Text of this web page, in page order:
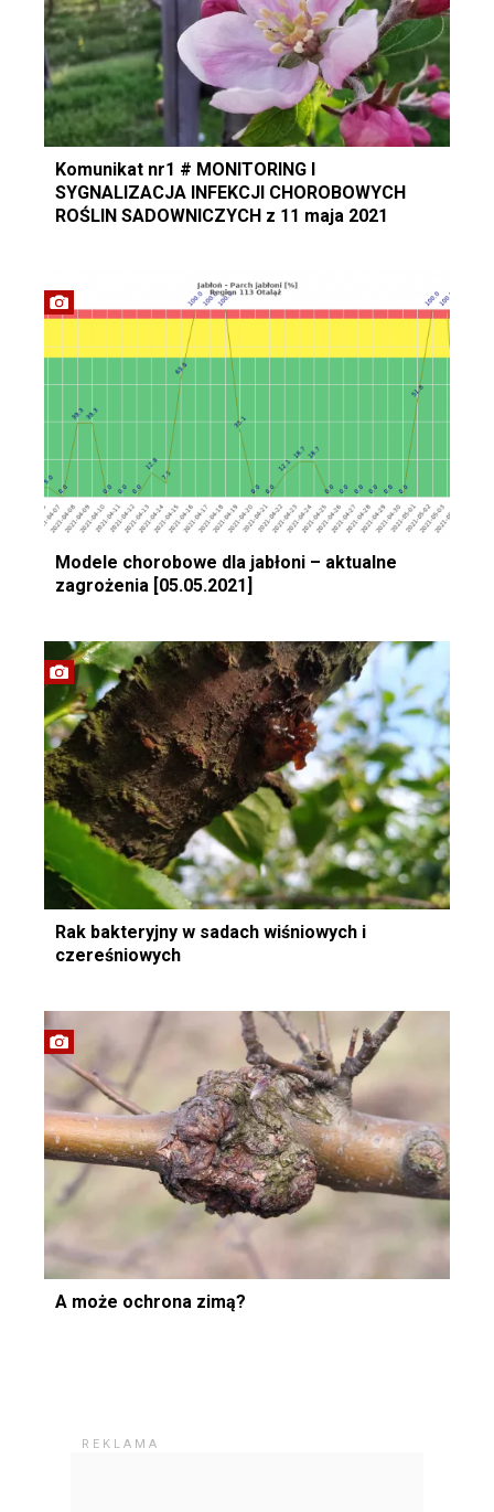
Komunikat nr1 # MONITORING I
SYGNALIZACJA INFEKCJI CHOROBOWYCH
ROŚLIN SADOWNICZYCH z 11 maja 2021
Modele chorobowe dla jabłoni – aktualne
zagrożenia [05.05.2021]
Rak bakteryjny w sadach wiśniowych i
czereśniowych
A może ochrona zimą?